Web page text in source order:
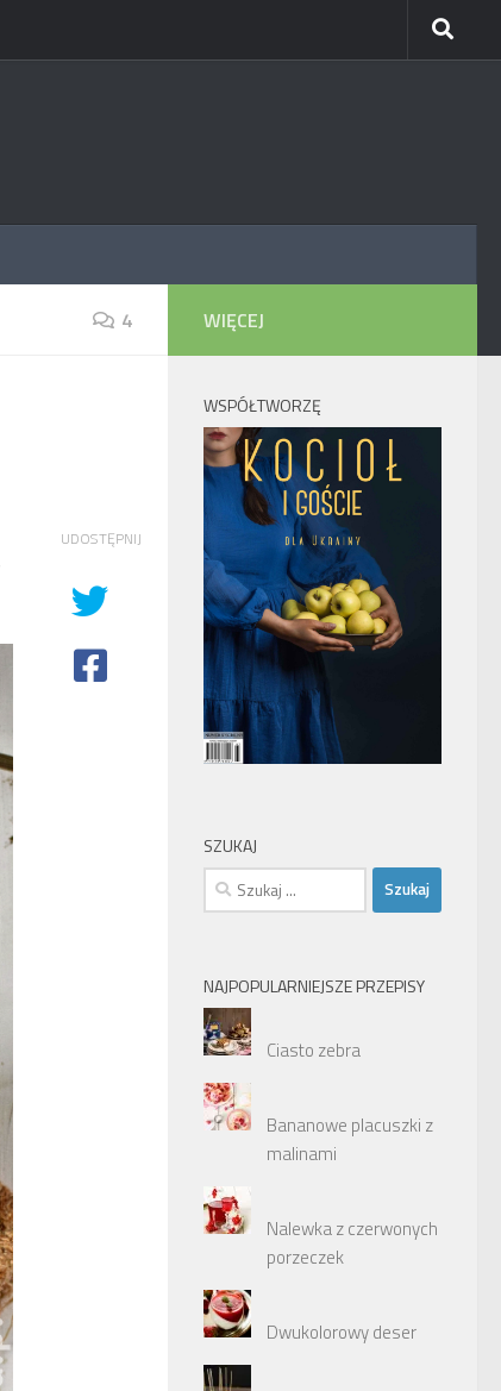
4
UDOSTĘPNIJ
WIĘCEJ
WSPÓŁTWORZĘ
SZUKAJ
Szukaj:
NAJPOPULARNIEJSZE PRZEPISY
Ciasto zebra
Bananowe placuszki z
malinami
Nalewka z czerwonych
porzeczek
Dwukolorowy deser